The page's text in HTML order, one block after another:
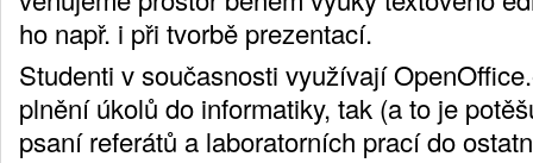
ho např. i při tvorbě prezentací.
Studenti v současnosti využívají
plnění úkolů do informatiky, tak (a to je
psaní referátů a laboratorních prací do